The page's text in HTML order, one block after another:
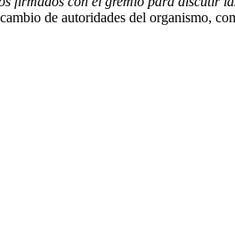
de autoridades del organismo,